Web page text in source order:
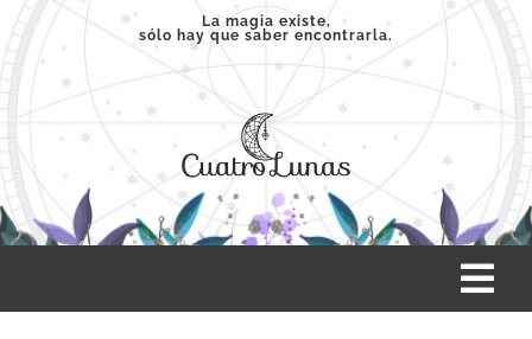
Saltar
contenido
La magia existe,
sólo hay que saber encontrarla.